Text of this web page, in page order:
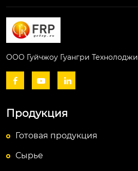
ООО Гуйчжоу Гуангри Технолоджи
  
Продукция
Готовая продукция
Сырье